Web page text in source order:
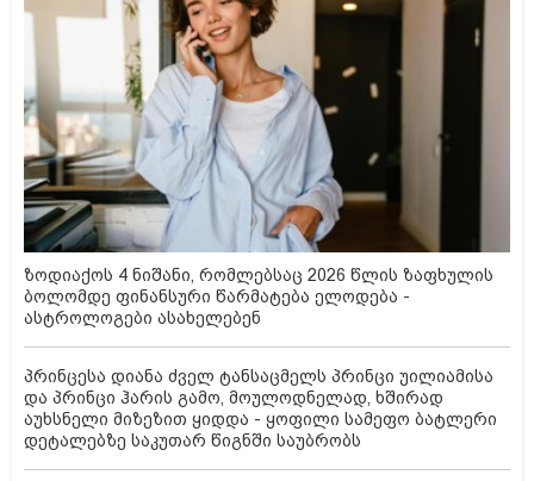
ზოდიაქოს 4 ნიშანი, რომლებსაც 2026 წლის ზაფხულის
ბოლომდე ფინანსური წარმატება ელოდება -
ასტროლოგები ასახელებენ
პრინცესა დიანა ძველ ტანსაცმელს პრინცი უილიამისა
და პრინცი ჰარის გამო, მოულოდნელად, ხშირად
აუხსნელი მიზეზით ყიდდა - ყოფილი სამეფო ბატლერი
დეტალებზე საკუთარ წიგნში საუბრობს